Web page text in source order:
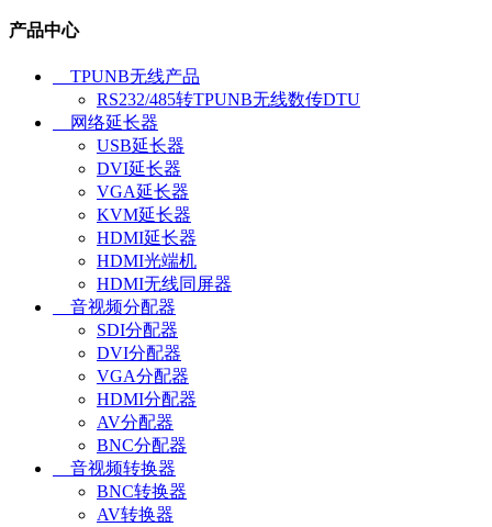
产品中心
TPUNB无线产品
RS232/485转TPUNB无线数传DTU
网络延长器
USB延长器
DVI延长器
VGA延长器
KVM延长器
HDMI延长器
HDMI光端机
HDMI无线同屏器
音视频分配器
SDI分配器
DVI分配器
VGA分配器
HDMI分配器
AV分配器
BNC分配器
音视频转换器
BNC转换器
AV转换器